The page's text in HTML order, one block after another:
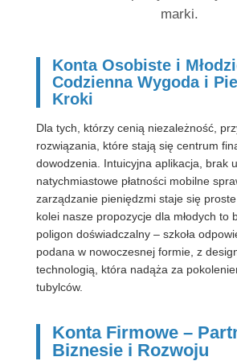
marki.
Konta Osobiste i
Codzienna Wygoda i
Kroki
Dla tych, którzy cenią niezależność,
rozwiązania, które stają się centrum
dowodzenia. Intuicyjna aplikacja, brak
natychmiastowe płatności mobilne
zarządzanie pieniędzmi staje się
kolei nasze propozycje dla młodych to
poligon doświadczalny – szkoła
podana w nowoczesnej formie, z
technologią, która nadąża za
tubylców.
Konta Firmowe –
Biznesie i Rozwoju